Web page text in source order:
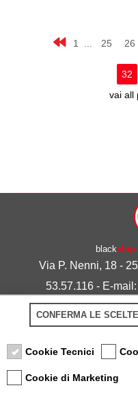
1 ... 25 26
32
vai all
blackship
Via P. Nenni, 18 -
53.57.116 - E-
Privacy
CONFERMA LE SCELTE
Cookie Tecnici
Cookie di Marketing